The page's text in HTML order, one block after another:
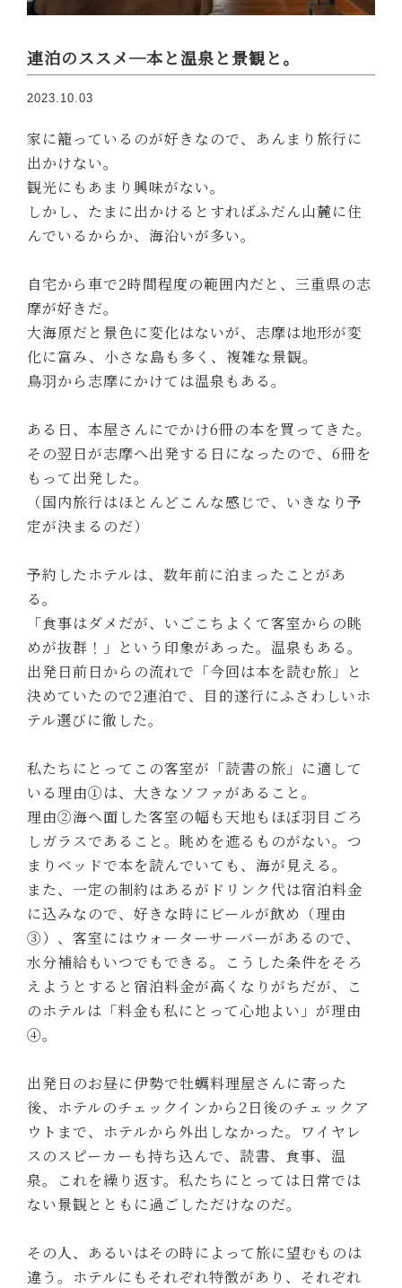
連泊のススメ─本と温泉と景観と。
2023.10.03
家に籠っているのが好きなので、あんまり旅行に
出かけない。
観光にもあまり興味がない。
しかし、たまに出かけるとすればふだん山麓に住
んでいるからか、海沿いが多い。
自宅から車で2時間程度の範囲内だと、三重県の志
摩が好きだ。
大海原だと景色に変化はないが、志摩は地形が変
化に富み、小さな島も多く、複雑な景観。
鳥羽から志摩にかけては温泉もある。
ある日、本屋さんにでかけ6冊の本を買ってきた。
その翌日が志摩へ出発する日になったので、6冊を
もって出発した。
（国内旅行はほとんどこんな感じで、いきなり予
定が決まるのだ）
予約したホテルは、数年前に泊まったことがあ
る。
「食事はダメだが、いごこちよくて客室からの眺
めが抜群！」という印象があった。温泉もある。
出発日前日からの流れで「今回は本を読む旅」と
決めていたので2連泊で、目的遂行にふさわしいホ
テル選びに徹した。
私たちにとってこの客室が「読書の旅」に適して
いる理由①は、大きなソファがあること。
理由②海へ面した客室の幅も天地もほぼ羽目ごろ
しガラスであること。眺めを遮るものがない。つ
まりベッドで本を読んでいても、海が見える。
また、一定の制約はあるがドリンク代は宿泊料金
に込みなので、好きな時にビールが飲め（理由
③）、客室にはウォーターサーバーがあるので、
水分補給もいつでもできる。こうした条件をそろ
えようとすると宿泊料金が高くなりがちだが、こ
のホテルは「料金も私にとって心地よい」が理由
④。
出発日のお昼に伊勢で牡蠣料理屋さんに寄った
後、ホテルのチェックインから2日後のチェックア
ウトまで、ホテルから外出しなかった。ワイヤレ
スのスピーカーも持ち込んで、読書、食事、温
泉。これを繰り返す。私たちにとっては日常では
ない景観とともに過ごしただけなのだ。
その人、あるいはその時によって旅に望むものは
違う。ホテルにもそれぞれ特徴があり、それぞれ